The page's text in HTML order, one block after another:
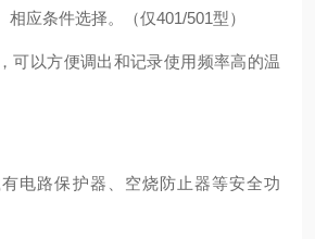
应条件选择。（仅401/501型）
可以方便调出和记录使用频率高的温
电路保护器、空烧防止器等安全功